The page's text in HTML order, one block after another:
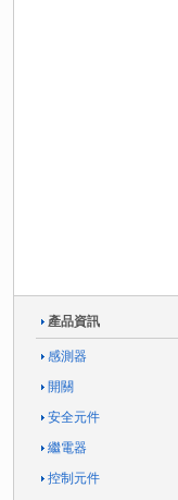
產品資訊
感測器
開關
安全元件
繼電器
控制元件